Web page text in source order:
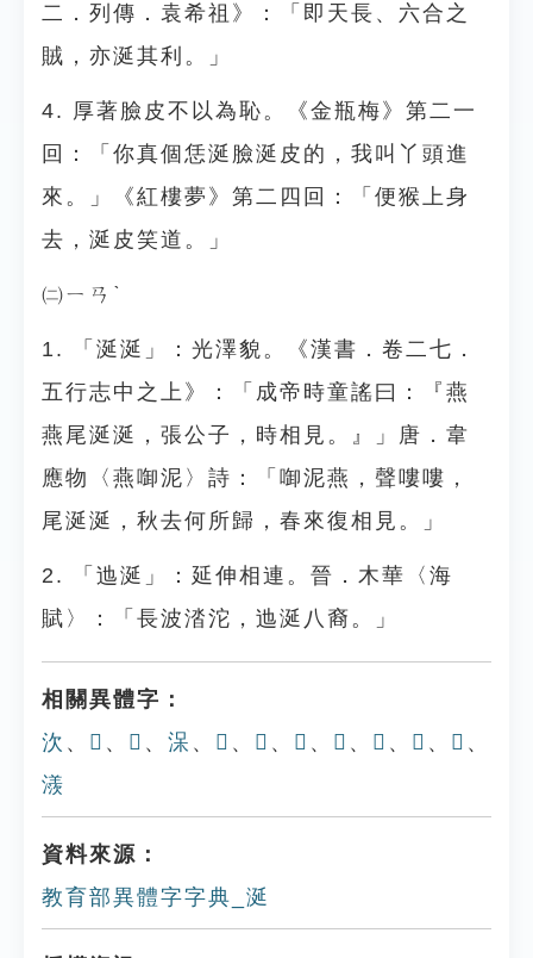
二．列傳．袁希祖》：「即天長、六合之
賊，亦涎其利。」
4. 厚著臉皮不以為恥。《金瓶梅》第二一
回：「你真個恁涎臉涎皮的，我叫丫頭進
來。」《紅樓夢》第二四回：「便猴上身
去，涎皮笑道。」
㈡ㄧㄢˋ
1. 「涎涎」：光澤貌。《漢書．卷二七．
五行志中之上》：「成帝時童謠曰：『燕
燕尾涎涎，張公子，時相見。』」唐．韋
應物〈燕啣泥〉詩：「啣泥燕，聲嘍嘍，
尾涎涎，秋去何所歸，春來復相見。」
2. 「迆涎」：延伸相連。晉．木華〈海
賦〉：「長波涾沱，迆涎八裔。」
相關異體字：
㳄 、 𠿢 、 𣳧 、 㳭 、 𣵤 、 𣶛 、 𣶜 、 𣶙 、 𣶚 、 𣹺 、 𣵿 、
㵪
資料來源：
教育部異體字字典_涎